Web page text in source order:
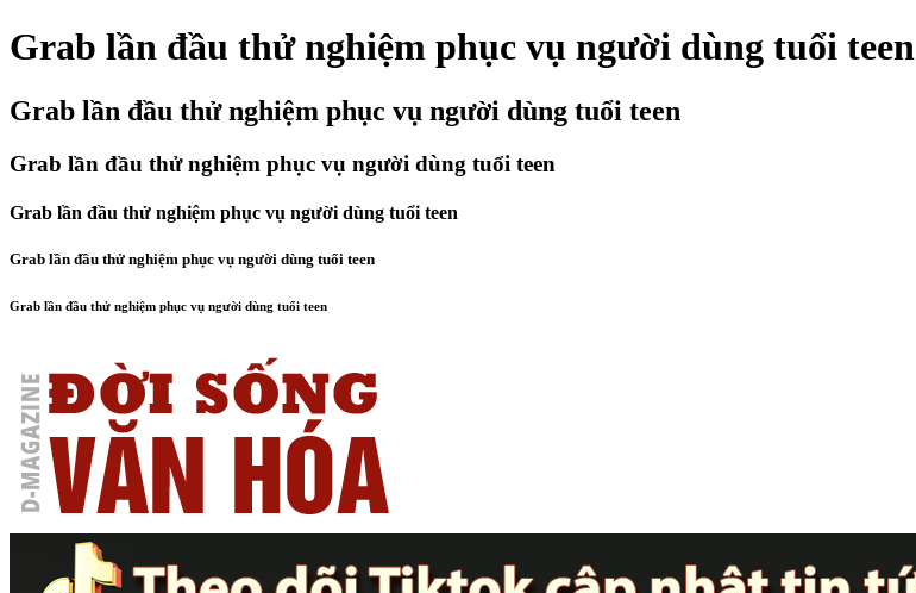
Grab lần đầu thử nghiệm phục vụ người dùng tuổi teen
Grab lần đầu thử nghiệm phục vụ người dùng tuổi teen
Grab lần đầu thử nghiệm phục vụ người dùng tuổi teen
Grab lần đầu thử nghiệm phục vụ người dùng tuổi teen
Grab lần đầu thử nghiệm phục vụ người dùng tuổi teen
Grab lần đầu thử nghiệm phục vụ người dùng tuổi teen